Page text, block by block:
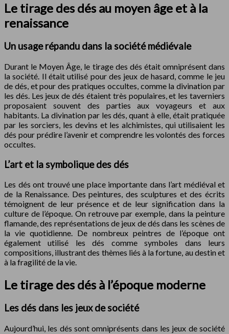
Le tirage des dés au moyen âge et à la
renaissance
Un usage répandu dans la société médiévale
Durant le Moyen Âge, le tirage des dés était omniprésent dans
la société. Il était utilisé pour des jeux de hasard, comme le jeu
de dés, et pour des pratiques occultes, comme la divination par
les dés. Les jeux de dés étaient très populaires, et les taverniers
proposaient souvent des parties aux voyageurs et aux
habitants. La divination par les dés, quant à elle, était pratiquée
par les sorciers, les devins et les alchimistes, qui utilisaient les
dés pour prédire l’avenir et comprendre les volontés des forces
occultes.
L’art et la symbolique des dés
Les dés ont trouvé une place importante dans l’art médiéval et
de la Renaissance. Des peintures, des sculptures et des écrits
témoignent de leur présence et de leur signification dans la
culture de l’époque. On retrouve par exemple, dans la peinture
flamande, des représentations de jeux de dés dans les scènes de
la vie quotidienne. De nombreux peintres de l’époque ont
également utilisé les dés comme symboles dans leurs
compositions, illustrant des thèmes liés à la fortune, au destin et
à la fragilité de la vie.
Le tirage des dés à l’époque moderne
Les dés dans les jeux de société
Aujourd’hui, les dés sont omniprésents dans les jeux de société